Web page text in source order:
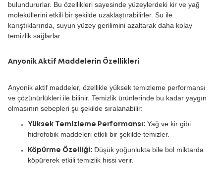
bulundururlar. Bu özellikleri sayesinde yüzeylerdeki kir ve yağ
moleküllerini etkili bir şekilde uzaklaştırabilirler. Su ile
karıştıklarında, suyun yüzey gerilimini azaltarak daha kolay
temizlik sağlarlar.
Anyonik Aktif Maddelerin Özellikleri
Anyonik aktif maddeler, özellikle yüksek temizleme performansı
ve çözünürlükleri ile bilinir. Temizlik ürünlerinde bu kadar yaygın
olmasının sebepleri şu şekilde sıralanabilir:
Yüksek Temizleme Performansı: Yağ ve kir gibi
hidrofobik maddeleri etkili bir şekilde temizler.
Köpürme Özelliği: Düşük yoğunlukta bile bol miktarda
köpürerek etkili temizlik hissi verir.